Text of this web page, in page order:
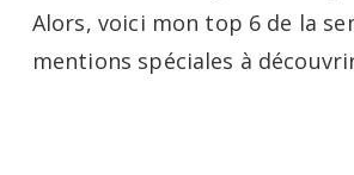
Alors, voici mon top 6 de la
mentions spéciales à